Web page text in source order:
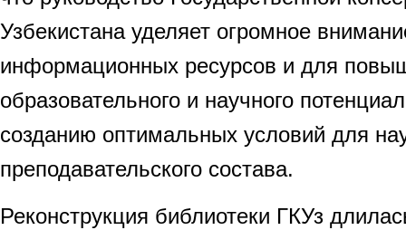
Узбекистана уделяет огромное
информационных ресурсов и для
образовательного и научного
созданию оптимальных условий для
преподавательского состава.
Реконструкция библиотеки ГКУз